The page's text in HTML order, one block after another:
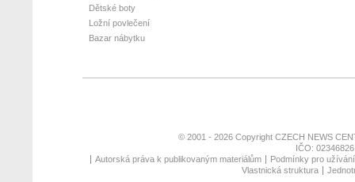
Dětské boty
Ložní povlečení
Bazar nábytku
© 2001 - 2026 Copyright CZECH NEWS
IČO:
Autorská práva k publikovaným materiálům
Podmínky pro
Vlastnická struktura